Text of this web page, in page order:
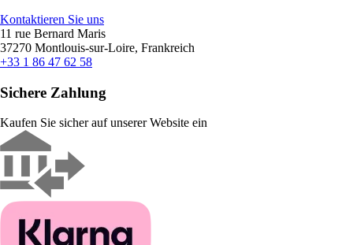
Kontaktieren Sie uns
11 rue Bernard Maris
37270 Montlouis-sur-Loire, Frankreich
+33 1 86 47 62 58
Sichere Zahlung
Kaufen Sie sicher auf unserer Website ein